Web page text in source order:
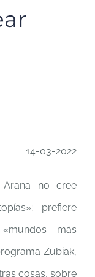
14-03-2022
Arana no cree
prefiere
más
Zubiak,
cosas, sobre